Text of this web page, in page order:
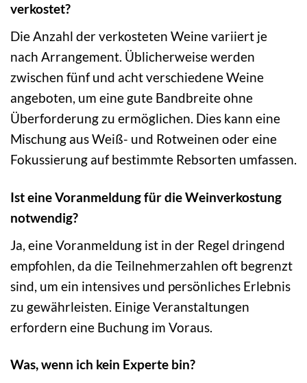
verkostet?
Die Anzahl der verkosteten Weine variiert je
nach Arrangement. Üblicherweise werden
zwischen fünf und acht verschiedene Weine
angeboten, um eine gute Bandbreite ohne
Überforderung zu ermöglichen. Dies kann eine
Mischung aus Weiß- und Rotweinen oder eine
Fokussierung auf bestimmte Rebsorten umfassen.
Ist eine Voranmeldung für die Weinverkostung
notwendig?
Ja, eine Voranmeldung ist in der Regel dringend
empfohlen, da die Teilnehmerzahlen oft begrenzt
sind, um ein intensives und persönliches Erlebnis
zu gewährleisten. Einige Veranstaltungen
erfordern eine Buchung im Voraus.
Was, wenn ich kein Experte bin?